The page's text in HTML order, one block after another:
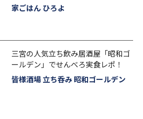
家ごはん ひろよ
三宮の人気立ち飲み居酒屋「昭和ゴ
ールデン」でせんべろ実食レポ！
皆様酒場 立ち呑み 昭和ゴールデン